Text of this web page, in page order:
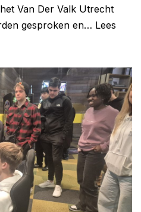
Van Der Valk Utrecht
gesproken en… Lees